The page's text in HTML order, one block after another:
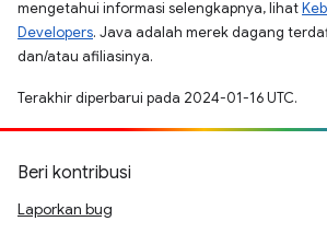
mengetahui informasi selengkapnya, lihat
Developers. Java adalah merek dagang
dan/atau afiliasinya.
Terakhir diperbarui pada 2024-01-16 UTC.
Beri kontribusi
Laporkan bug